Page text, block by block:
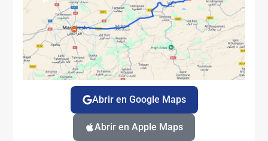
Abrir en Google Maps
Abrir en Apple Maps